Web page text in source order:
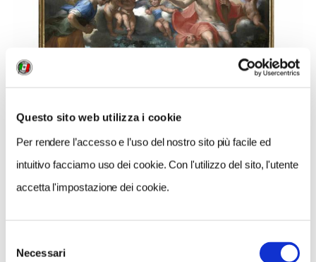
Questo sito web utilizza i cookie
Per rendere l’accesso e l’uso del nostro sito più facile ed
intuitivo facciamo uso dei cookie. Con l'utilizzo del sito, l'utente
accetta l'impostazione dei cookie.
delNecessari